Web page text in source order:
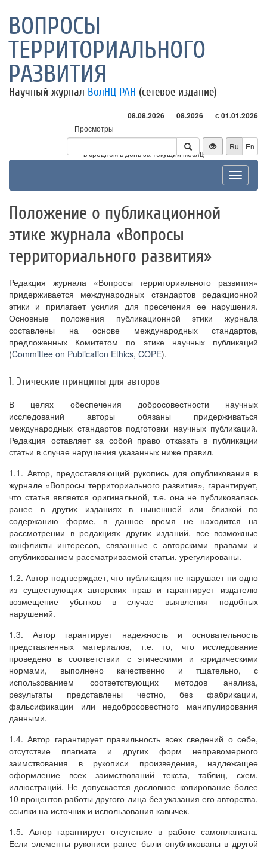
ВОПРОСЫ
ТЕРРИТОРИАЛЬНОГО
РАЗВИТИЯ
Научный журнал ВолНЦ РАН (сетевое издание)
08.08.2026 08.2026 с 01.01.2026
Просмотры
Посетители
* - в среднем в день за текущий месяц
Ru En
Toggle
Положение о публикационной
этике журнала «Вопросы
территориального развития»
Редакция журнала «Вопросы территориального развития»
придерживается международных стандартов редакционной
этики и прилагает усилия для пресечения ее нарушения.
Основные положения публикационной этики журнала
составлены на основе международных стандартов,
предложенных Комитетом по этике научных публикаций
(Committee on Publication Ethics, COPE).
1. Этические принципы для авторов
В целях обеспечения добросовестности научных
исследований авторы обязаны придерживаться
международных стандартов подготовки научных публикаций.
Редакция оставляет за собой право отказать в публикации
статьи в случае нарушения указанных ниже правил.
1.1. Автор, предоставляющий рукопись для опубликования в
журнале «Вопросы территориального развития», гарантирует,
что статья является оригинальной, т.е. она не публиковалась
ранее в других изданиях в нынешней или близкой по
содержанию форме, в данное время не находится на
рассмотрении в редакциях других изданий, все возможные
конфликты интересов, связанные с авторскими правами и
опубликованием рассматриваемой статьи, урегулированы.
1.2. Автор подтверждает, что публикация не нарушает ни одно
из существующих авторских прав и гарантирует издателю
возмещение убытков в случае выявления подобных
нарушений.
1.3. Автор гарантирует надежность и основательность
представленных материалов, т.е. то, что исследование
проведено в соответствии с этическими и юридическими
нормами, выполнено качественно и тщательно, с
использованием соответствующих методов анализа,
результаты представлены честно, без фабрикации,
фальсификации или недобросовестного манипулирования
данными.
1.4. Автор гарантирует правильность всех сведений о себе,
отсутствие плагиата и других форм неправомерного
заимствования в рукописи произведения, надлежащее
оформление всех заимствований текста, таблиц, схем,
иллюстраций. Не допускается дословное копирование более
10 процентов работы другого лица без указания его авторства,
ссылки на источник и использования кавычек.
1.5. Автор гарантирует отсутствие в работе самоплагиата.
Если элементы рукописи ранее были опубликованы в другой